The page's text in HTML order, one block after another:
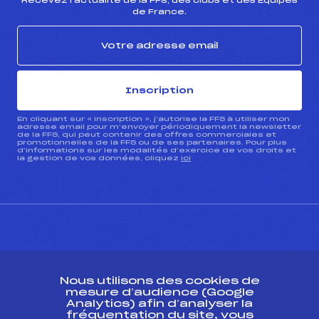
de France.
Inscription
En cliquant sur « inscription », j’autorise la FFS à utiliser mon
adresse email pour m’envoyer périodiquement la newsletter
de la FFS, qui peut contenir des offres commerciales et
promotionnelles de la FFS ou de ses partenaires. Pour plus
d’informations sur les modalités d’exercice de vos droits et
la gestion de vos données, cliquez ici
Nous utilisons des cookies de
mesure d’audience (Google
Analytics) afin d’analyser la
fréquentation du site, vous